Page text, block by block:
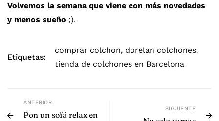
Volvemos la semana que viene con más novedades
y menos sueño ;).
Etiquetas:
comprar colchon, dorelan colchones,
tienda de colchones en Barcelona
ANTERIOR
Pon un sofá relax en
SIGUIENTE